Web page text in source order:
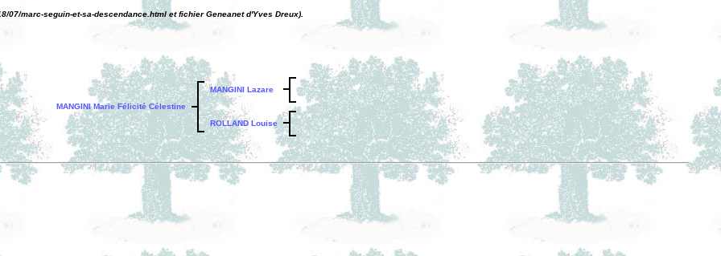
marc-seguin-et-sa-descendance.html et fichier Geneanet d'Yves Dreux).
MANGINI Marie Félicité Célestine
MANGINI Lazare
ROLLAND Louise